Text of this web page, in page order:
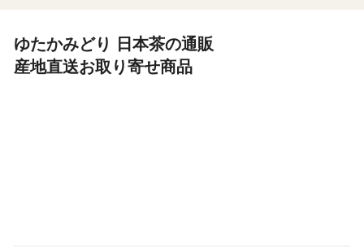
ゆたかみどり 日本茶の通販
産地直送お取り寄せ商品